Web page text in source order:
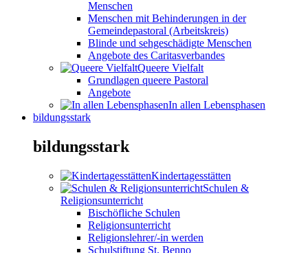
Menschen
Menschen mit Behinderungen in der
Gemeindepastoral (Arbeitskreis)
Blinde und sehgeschädigte Menschen
Angebote des Caritasverbandes
Queere Vielfalt
Grundlagen queere Pastoral
Angebote
In allen Lebensphasen
bildungsstark
bildungsstark
Kindertagesstätten
Schulen &
Religionsunterricht
Bischöfliche Schulen
Religionsunterricht
Religionslehrer/-in werden
Schulstiftung St. Benno